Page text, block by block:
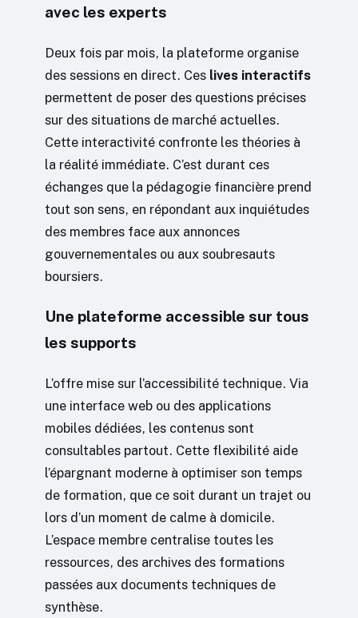
avec les experts
Deux fois par mois, la plateforme organise
des sessions en direct. Ces lives interactifs
permettent de poser des questions précises
sur des situations de marché actuelles.
Cette interactivité confronte les théories à
la réalité immédiate. C’est durant ces
échanges que la pédagogie financière prend
tout son sens, en répondant aux inquiétudes
des membres face aux annonces
gouvernementales ou aux soubresauts
boursiers.
Une plateforme accessible sur tous
les supports
L’offre mise sur l’accessibilité technique. Via
une interface web ou des applications
mobiles dédiées, les contenus sont
consultables partout. Cette flexibilité aide
l’épargnant moderne à optimiser son temps
de formation, que ce soit durant un trajet ou
lors d’un moment de calme à domicile.
L’espace membre centralise toutes les
ressources, des archives des formations
passées aux documents techniques de
synthèse.